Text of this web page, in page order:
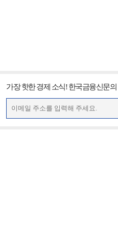
가장 핫한 경제 소식! 한국금융신문의